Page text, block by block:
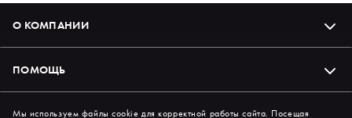
О КОМПАНИИ
ПОМОЩЬ
Мы используем файлы cookie для корректной работы сайта. Посещая